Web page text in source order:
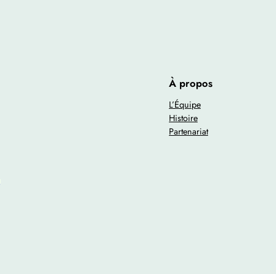
À propos
L’Équipe
Histoire
Partenariat